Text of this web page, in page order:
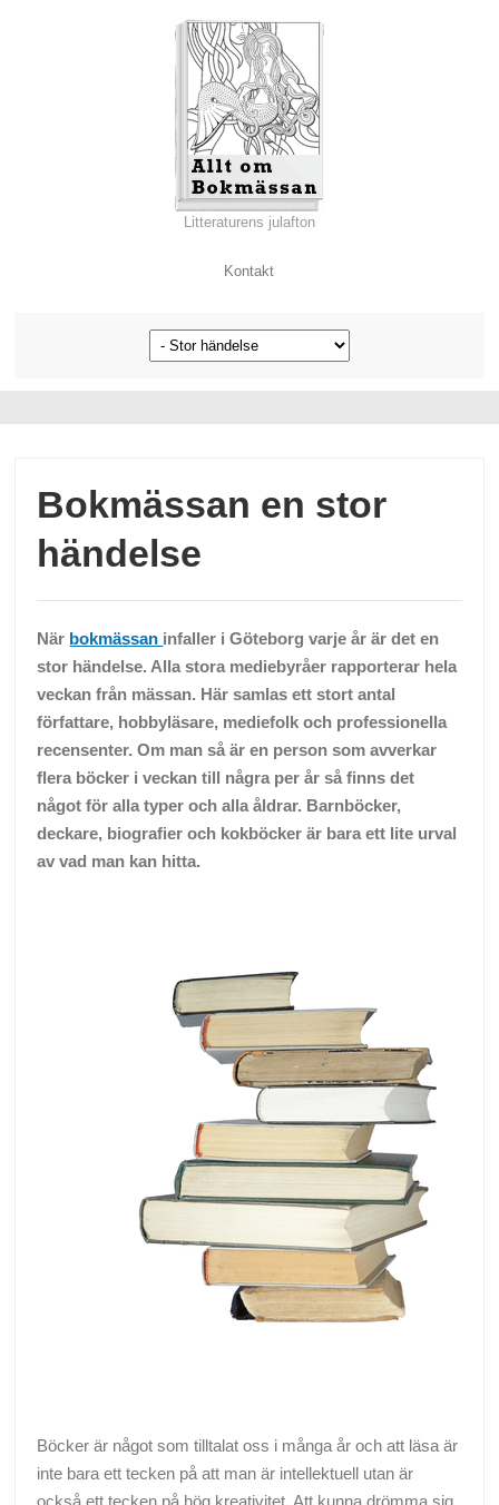
Litteraturens julafton
Kontakt
Bokmässan en stor
händelse
När bokmässan infaller i Göteborg varje år är det en
stor händelse. Alla stora mediebyråer rapporterar hela
veckan från mässan. Här samlas ett stort antal
författare, hobbyläsare, mediefolk och professionella
recensenter. Om man så är en person som avverkar
flera böcker i veckan till några per år så finns det
något för alla typer och alla åldrar. Barnböcker,
deckare, biografier och kokböcker är bara ett lite urval
av vad man kan hitta.
Böcker är något som tilltalat oss i många år och att läsa är
inte bara ett tecken på att man är intellektuell utan är
också ett tecken på hög kreativitet. Att kunna drömma sig